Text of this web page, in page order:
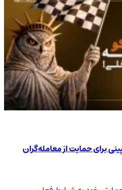
برای حمایت از معامله‌گران